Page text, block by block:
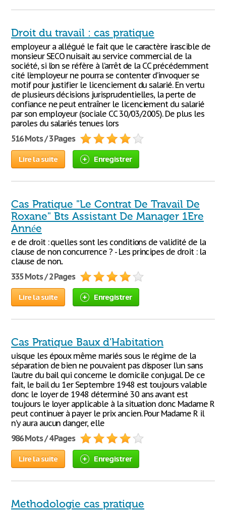
Droit du travail : cas pratique
employeur a allégué le fait que le caractère irascible de
monsieur SECO nuisait au service commercial de la
société, si l’on se réfère à l’arrêt de la CC précédemment
cité l’employeur ne pourra se contenter d’invoquer se
motif pour justifier le licenciement du salarié. En vertu
de plusieurs décisions jurisprudentielles, la perte de
confiance ne peut entraîner le licenciement du salarié
par son employeur (sociale CC 30/03/2005). De plus les
paroles du salariés tenues lors
516 Mots / 3 Pages
Lire la suite Enregistrer
Cas Pratique "Le Contrat De Travail De
Roxane" Bts Assistant De Manager 1Ere
Année
e de droit : quelles sont les conditions de validité de la
clause de non concurrence ? - Les principes de droit : la
clause de non..
335 Mots / 2 Pages
Lire la suite Enregistrer
Cas Pratique Baux d'Habitation
uisque les époux même mariés sous le régime de la
séparation de bien ne pouvaient pas disposer l’un sans
l’autre du bail qui concerne le domicile conjugal. De ce
fait, le bail du 1er Septembre 1948 est toujours valable
donc le loyer de 1948 déterminé 30 ans avant est
toujours le loyer applicable à la situation donc Madame R
peut continuer à payer le prix ancien. Pour Madame R il
n’y aura aucun danger, elle
986 Mots / 4 Pages
Lire la suite Enregistrer
Methodologie cas pratique